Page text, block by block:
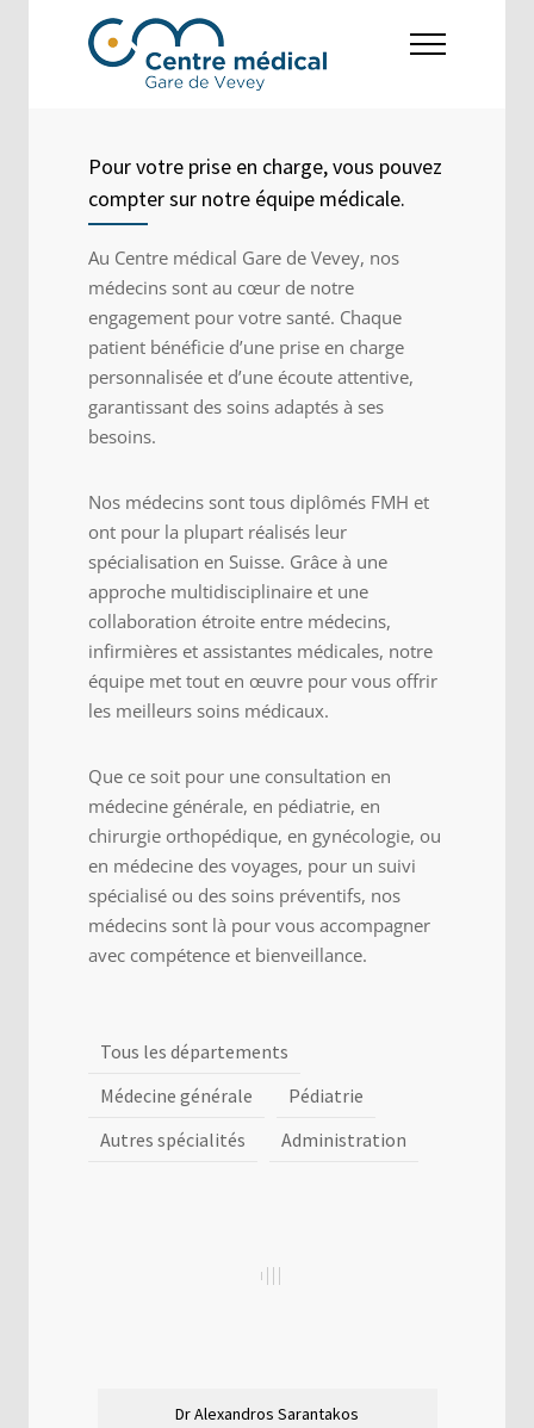
Pour votre prise en charge, vous pouvez
compter sur notre équipe médicale.
Au Centre médical Gare de Vevey, nos
médecins sont au cœur de notre
engagement pour votre santé. Chaque
patient bénéficie d’une prise en charge
personnalisée et d’une écoute attentive,
garantissant des soins adaptés à ses
besoins.
Nos médecins sont tous diplômés FMH et
ont pour la plupart réalisés leur
spécialisation en Suisse. Grâce à une
approche multidisciplinaire et une
collaboration étroite entre médecins,
infirmières et assistantes médicales, notre
équipe met tout en œuvre pour vous offrir
les meilleurs soins médicaux.
Que ce soit pour une consultation en
médecine générale, en pédiatrie, en
chirurgie orthopédique, en gynécologie, ou
en médecine des voyages, pour un suivi
spécialisé ou des soins préventifs, nos
médecins sont là pour vous accompagner
avec compétence et bienveillance.
Tous les départements
Médecine générale
Pédiatrie
Autres spécialités
Administration
Dr Alexandros Sarantakos